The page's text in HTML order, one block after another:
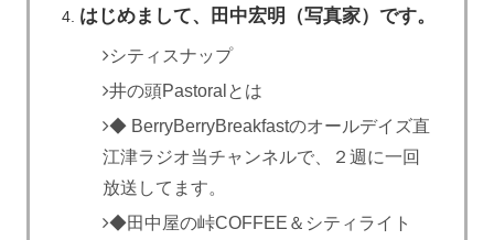
はじめまして、田中宏明（写真家）です。
シティスナップ
井の頭Pastoralとは
◆ BerryBerryBreakfastのオールデイズ直
江津ラジオ当チャンネルで、２週に一回
放送してます。
◆田中屋の峠COFFEE＆シティライト